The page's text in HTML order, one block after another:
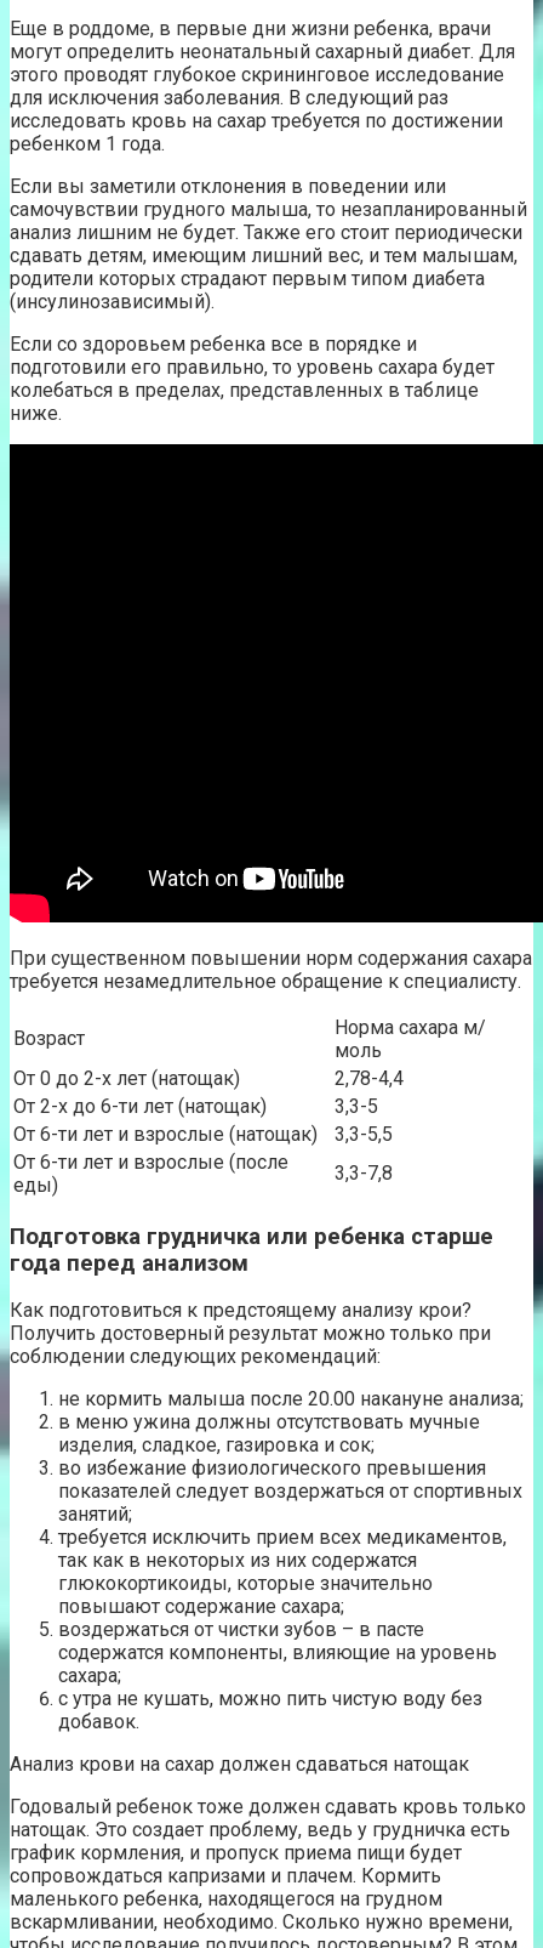
Еще в роддоме, в первые дни жизни ребенка, врачи
могут определить неонатальный сахарный диабет. Для
этого проводят глубокое скрининговое исследование
для исключения заболевания. В следующий раз
исследовать кровь на сахар требуется по достижении
ребенком 1 года.
Если вы заметили отклонения в поведении или
самочувствии грудного малыша, то незапланированный
анализ лишним не будет. Также его стоит периодически
сдавать детям, имеющим лишний вес, и тем малышам,
родители которых страдают первым типом диабета
(инсулинозависимый).
Если со здоровьем ребенка все в порядке и
подготовили его правильно, то уровень сахара будет
колебаться в пределах, представленных в таблице
ниже.
При существенном повышении норм содержания сахара
требуется незамедлительное обращение к специалисту.
Возраст
Норма сахара м/
моль
От 0 до 2-х лет (натощак)
2,78-4,4
От 2-х до 6-ти лет (натощак)
3,3-5
От 6-ти лет и взрослые (натощак)
3,3-5,5
От 6-ти лет и взрослые (после
еды)
3,3-7,8
Подготовка грудничка или ребенка старше
года перед анализом
Как подготовиться к предстоящему анализу крои?
Получить достоверный результат можно только при
соблюдении следующих рекомендаций:
не кормить малыша после 20.00 накануне анализа;
в меню ужина должны отсутствовать мучные
изделия, сладкое, газировка и сок;
во избежание физиологического превышения
показателей следует воздержаться от спортивных
занятий;
требуется исключить прием всех медикаментов,
так как в некоторых из них содержатся
глюкокортикоиды, которые значительно
повышают содержание сахара;
воздержаться от чистки зубов – в пасте
содержатся компоненты, влияющие на уровень
сахара;
с утра не кушать, можно пить чистую воду без
добавок.
Анализ крови на сахар должен сдаваться натощак
Годовалый ребенок тоже должен сдавать кровь только
натощак. Это создает проблему, ведь у грудничка есть
график кормления, и пропуск приема пищи будет
сопровождаться капризами и плачем. Кормить
маленького ребенка, находящегося на грудном
вскармливании, необходимо. Сколько нужно времени,